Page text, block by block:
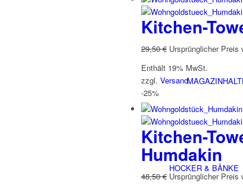
HOCKER & BÄNKE
Kitchen-
29,50€ Ursprünglicher Preis
Enthält 19% MwSt.
zzgl. Versand
-25%
Kitchen-
Humdakin
48,50€ Ursprünglicher Preis